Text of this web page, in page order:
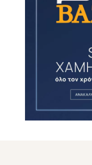
Μετά την
εφόσον
χρημάτων σας
7-10
τρόπο που